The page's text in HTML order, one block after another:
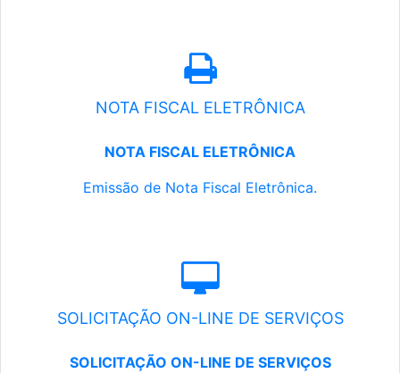
NOTA FISCAL ELETRÔNICA
NOTA FISCAL ELETRÔNICA
Emissão de Nota Fiscal Eletrônica.
SOLICITAÇÃO ON-LINE DE SERVIÇOS
SOLICITAÇÃO ON-LINE DE SERVIÇOS